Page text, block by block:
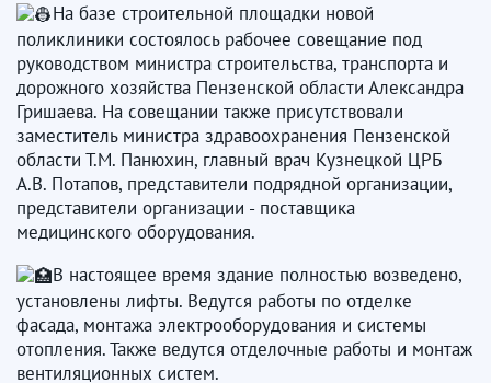
На базе строительной площадки новой
поликлиники состоялось рабочее совещание под
руководством министра строительства, транспорта и
дорожного хозяйства Пензенской области Александра
Гришаева. На совещании также присутствовали
заместитель министра здравоохранения Пензенской
области Т.М. Панюхин, главный врач Кузнецкой ЦРБ
А.В. Потапов, представители подрядной организации,
представители организации - поставщика
медицинского оборудования.
В настоящее время здание полностью возведено,
установлены лифты. Ведутся работы по отделке
фасада, монтажа электрооборудования и системы
отопления. Также ведутся отделочные работы и монтаж
вентиляционных систем.